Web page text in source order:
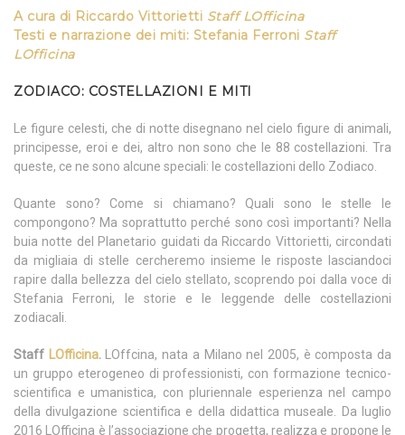
A cura di Riccardo Vittorietti Staff LOfficina
Testi e narrazione dei miti: Stefania Ferroni Staff
LOfficina
ZODIACO: COSTELLAZIONI E MITI
Le figure celesti, che di notte disegnano nel cielo figure di animali,
principesse, eroi e dei, altro non sono che le 88 costellazioni. Tra
queste, ce ne sono alcune speciali: le costellazioni dello Zodiaco.
Quante sono? Come si chiamano? Quali sono le stelle le
compongono? Ma soprattutto perché sono così importanti? Nella
buia notte del Planetario guidati da Riccardo Vittorietti, circondati
da migliaia di stelle cercheremo insieme le risposte lasciandoci
rapire dalla bellezza del cielo stellato, scoprendo poi dalla voce di
Stefania Ferroni, le storie e le leggende delle costellazioni
zodiacali.
Staff LOfficina.LOffcina, nata a Milano nel 2005, è composta da
un gruppo eterogeneo di professionisti, con formazione tecnico-
scientifica e umanistica, con pluriennale esperienza nel campo
della divulgazione scientifica e della didattica museale. Da luglio
2016 LOfficina è l’associazione che progetta, realizza e propone le